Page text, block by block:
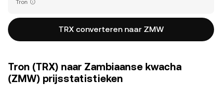
Tron
TRX converteren naar ZMW
Tron (TRX) naar Zambiaanse kwacha
(ZMW) prijsstatistieken